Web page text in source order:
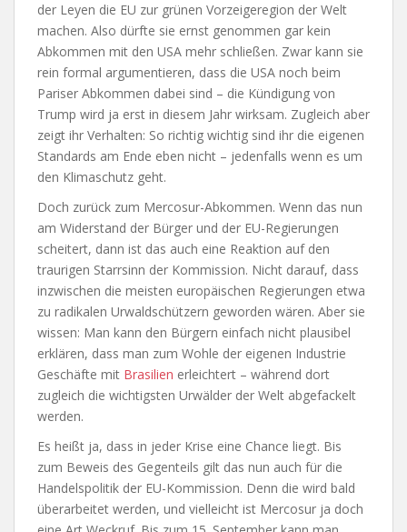
der Leyen die EU zur grünen Vorzeigeregion der Welt
machen. Also dürfte sie ernst genommen gar kein
Abkommen mit den USA mehr schließen. Zwar kann sie
rein formal argumentieren, dass die USA noch beim
Pariser Abkommen dabei sind – die Kündigung von
Trump wird ja erst in diesem Jahr wirksam. Zugleich aber
zeigt ihr Verhalten: So richtig wichtig sind ihr die eigenen
Standards am Ende eben nicht – jedenfalls wenn es um
den Klimaschutz geht.
Doch zurück zum Mercosur-Abkommen. Wenn das nun
am Widerstand der Bürger und der EU-Regierungen
scheitert, dann ist das auch eine Reaktion auf den
traurigen Starrsinn der Kommission. Nicht darauf, dass
inzwischen die meisten europäischen Regierungen etwa
zu radikalen Urwaldschützern geworden wären. Aber sie
wissen: Man kann den Bürgern einfach nicht plausibel
erklären, dass man zum Wohle der eigenen Industrie
Geschäfte mit Brasilien erleichtert – während dort
zugleich die wichtigsten Urwälder der Welt abgefackelt
werden.
Es heißt ja, dass in jeder Krise eine Chance liegt. Bis
zum Beweis des Gegenteils gilt das nun auch für die
Handelspolitik der EU-Kommission. Denn die wird bald
überarbeitet werden, und vielleicht ist Mercosur ja doch